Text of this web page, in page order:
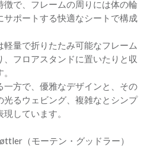
徴で、フレームの周りには体の輪
サポートする快適なシートで構成
軽量で折りたたみ可能なフレーム
、フロアスタンドに置いたりと収
一方で、優雅なデザインと、その
光るウェビング、複雑なとシンプ
しています。
（モーテン・グッドラー）